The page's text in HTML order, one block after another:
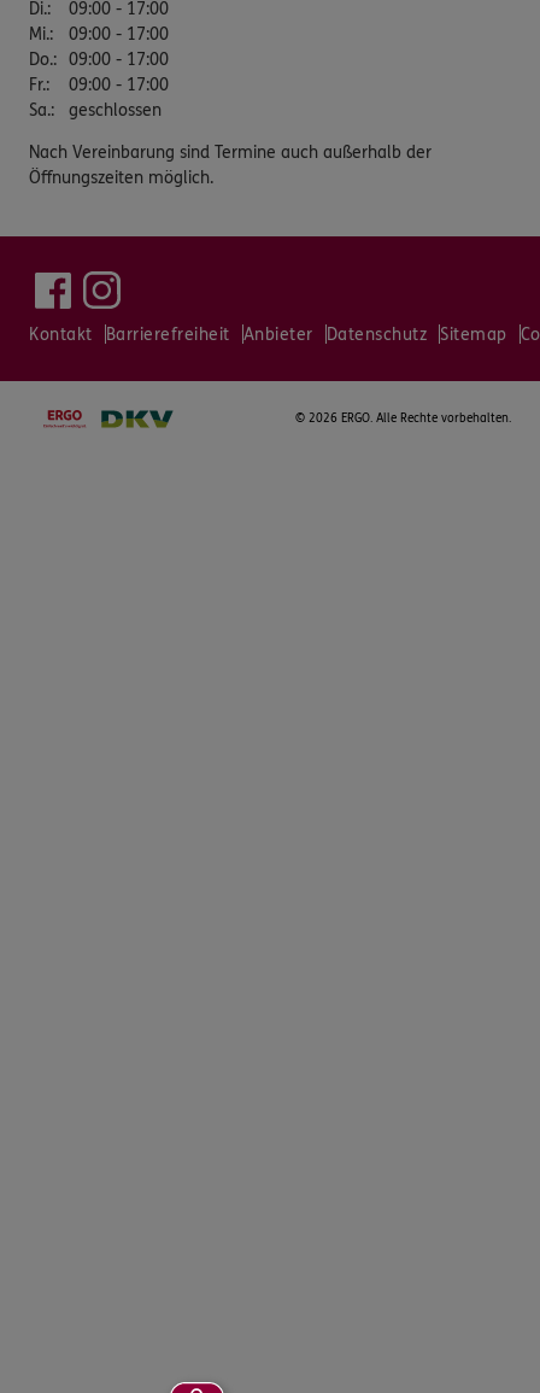
Di.:
09:00 - 17:00
Mi.:
09:00 - 17:00
Do.: 09:00 - 17:00
Fr.:
09:00 - 17:00
Sa.: geschlossen
Nach Vereinbarung sind Termine auch außerhalb der
Öffnungszeiten möglich.
Kontakt Barrierefreiheit Anbieter Datenschutz Sitemap
© 2026 ERGO. Alle Rechte vorbehalten.